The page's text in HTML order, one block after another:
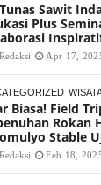
Sawit
Plus
Redaksi Apr 17,
Biasa! Field
Rokan
Stable
Redaksi Feb 18,